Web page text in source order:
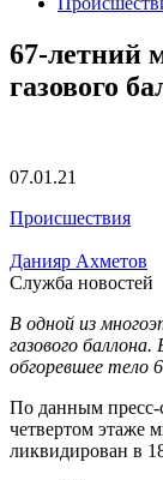
67-летний
газового
07.01.21
Происшествия
Данияр Ахметов
Служба новостей
В одной из
газового
обгоревшее тело
По данным
четвертом этаже
ликвидирован в